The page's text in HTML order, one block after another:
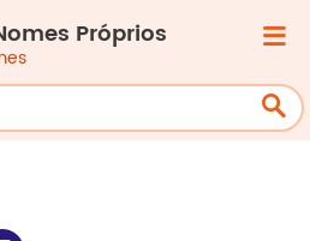
Próprios